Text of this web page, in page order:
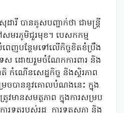
ារី បានគូសបញ្ជាក់ថា ជាមន្រ្តី
មរភូមិជួរមុខ។ បេសកកម្ម
ពេញបន្ថែមទៅលើកិច្ចខិតខំប្រឹង
េស ដោយរួមចំណែកការពារ និង
កំណើនសេដ្ឋកិច្ច និងស្ថិរភាព
ចបាននូវគោលបំណងនេះ ក្នុង
រូវមានសមត្ថភាព ក្នុងការសម្រប